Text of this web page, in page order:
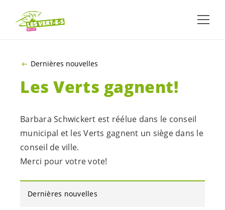
Dernières nouvelles
Les Verts gagnent!
Barbara Schwickert est réélue dans le conseil
municipal et les Verts gagnent un siège dans le
conseil de ville.
Merci pour votre vote!
Dernières nouvelles